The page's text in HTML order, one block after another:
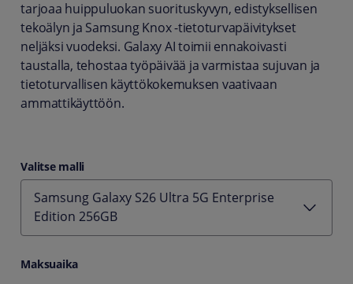
tarjoaa huippuluokan suorituskyvyn, edistyksellisen
tekoälyn ja Samsung Knox -tietoturvapäivitykset
neljäksi vuodeksi. Galaxy AI toimii ennakoivasti
taustalla, tehostaa työpäivää ja varmistaa sujuvan ja
tietoturvallisen käyttökokemuksen vaativaan
ammattikäyttöön.
Valitse malli
Samsung Galaxy S26 Ultra 5G Enterprise
Edition 256GB
Maksuaika